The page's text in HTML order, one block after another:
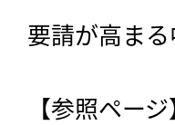
要請が高ま
【参照ページ